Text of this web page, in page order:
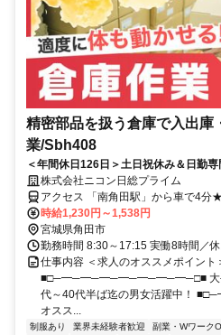
精密部品を扱う倉庫で入出庫
業/Sbh408
＜年間休日126日＞土日祝休み＆日勤
前半の男女スタッフ活躍中！！
株式会社ニコン日総プライム
アクセス 「南角田駅」から車で4分
OK（無料駐車場あり）
時給1,230円～1,538円
宮城県角田市
勤務時間 8:30～17:15 実働8時間／
仕事内容 ＜求人のオススメポイント
■□─━─━─━─━─━─━─━─□■ 大手
代～40代半ば迄の男女活躍中
オスス...
制服あり 業界未経験者歓迎 副業・Wワーク